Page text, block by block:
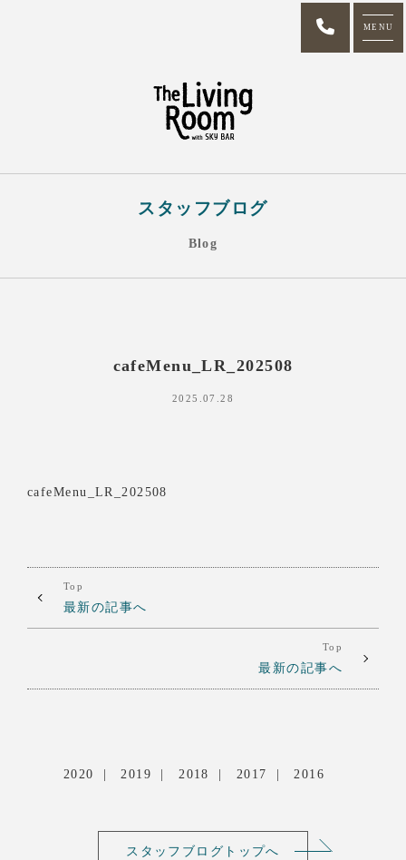
MENU
スタッフブログ
Blog
cafeMenu_LR_202508
2025.07.28
cafeMenu_LR_202508
Top
最新の記事へ
Top
最新の記事へ
2020 2019 2018 2017 2016
スタッフブログトップへ